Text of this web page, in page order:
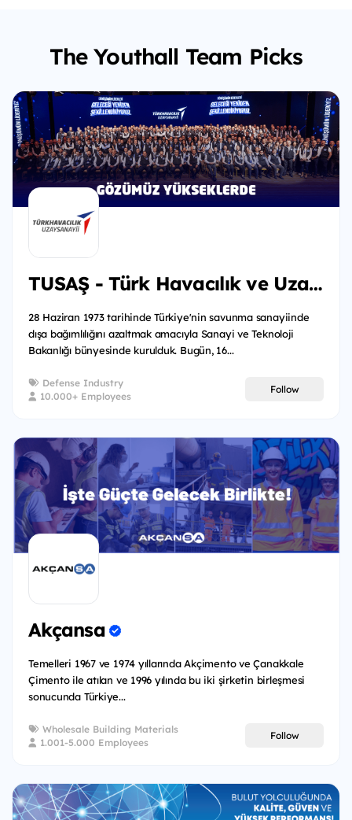
The Youthall Team Picks
TUSAŞ - Türk Havacılık ve Uzay Sanayii
28 Haziran 1973 tarihinde Türkiye'nin savunma sanayiinde
dışa bağımlılığını azaltmak amacıyla Sanayi ve Teknoloji
Bakanlığı bünyesinde kurulduk. Bugün, 16...
Defense Industry
10.000+ Employees
Follow
Akçansa
Temelleri 1967 ve 1974 yıllarında Akçimento ve Çanakkale
Çimento ile atılan ve 1996 yılında bu iki şirketin birleşmesi
sonucunda Türkiye...
Wholesale Building Materials
1.001-5.000 Employees
Follow